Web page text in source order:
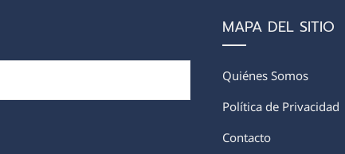
MAPA DEL SITIO
Quiénes Somos
Política de Privacidad
Contacto